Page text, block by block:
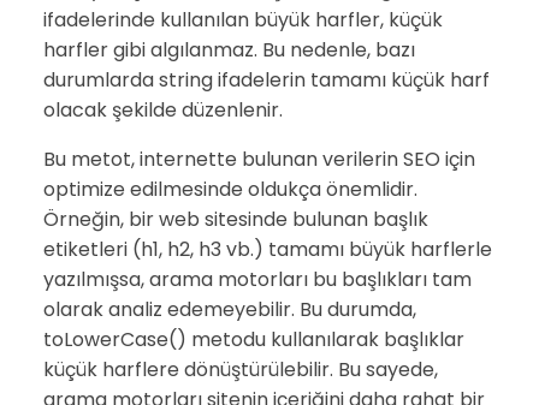
ifadelerinde kullanılan büyük harfler, küçük
harfler gibi algılanmaz. Bu nedenle, bazı
durumlarda string ifadelerin tamamı küçük harf
olacak şekilde düzenlenir.
Bu metot, internette bulunan verilerin SEO için
optimize edilmesinde oldukça önemlidir.
Örneğin, bir web sitesinde bulunan başlık
etiketleri (h1, h2, h3 vb.) tamamı büyük harflerle
yazılmışsa, arama motorları bu başlıkları tam
olarak analiz edemeyebilir. Bu durumda,
toLowerCase() metodu kullanılarak başlıklar
küçük harflere dönüştürülebilir. Bu sayede,
arama motorları sitenin içeriğini daha rahat bir